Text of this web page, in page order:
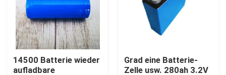
Über uns
Kontakte
Produkte
14500 Batterie wieder
aufladbare
Grad eine Batterie-
Zelle usw. 280ah 3.2V